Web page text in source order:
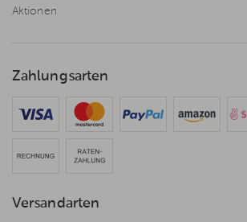
Aktionen
Zahlungsarten
Versandarten